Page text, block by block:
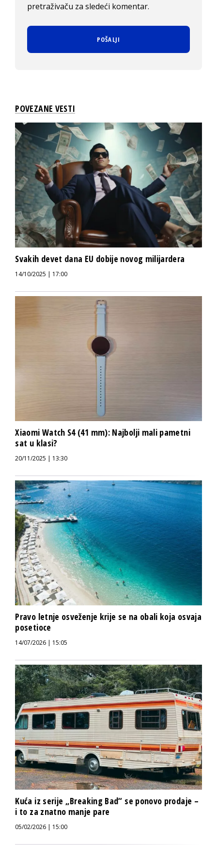
pretraživaču za sledeći komentar.
POVEZANE VESTI
Svakih devet dana EU dobije novog milijardera
14/10/2025 | 17:00
Xiaomi Watch S4 (41 mm): Najbolji mali pametni
sat u klasi?
20/11/2025 | 13:30
Pravo letnje osveženje krije se na obali koja osvaja
posetioce
14/07/2026 | 15:05
Kuća iz serije „Breaking Bad“ se ponovo prodaje –
i to za znatno manje pare
05/02/2026 | 15:00